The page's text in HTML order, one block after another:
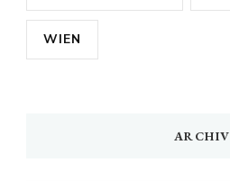
WIEN
ARCHIV